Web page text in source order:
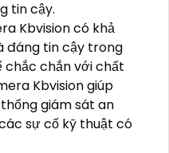
tin cậy.
Kbvision có khả
đáng tin cậy trong
chắc chắn với chất
Kbvision giúp
giám sát an
sự cố kỹ thuật có